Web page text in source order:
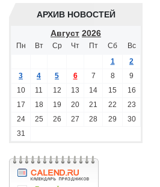
АРХИВ НОВОСТЕЙ
Август 2026
Пн Вт Ср Чт Пт Сб
Вс
1
2
3
4 5 6 7 8
9
10
11 12 13 14 15
16
17
18 19 20 21 22
23
24
25 26 27 28 29
30
31